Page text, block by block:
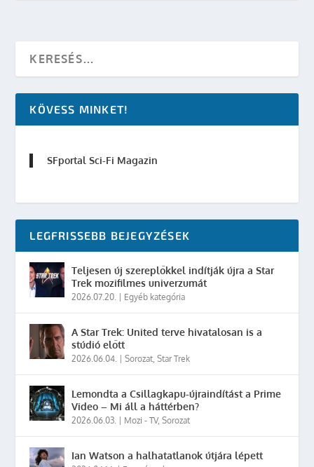
KÖVESS MINKET!
SFportal Sci-Fi Magazin
LEGFRISSEBB BEJEGYZÉSEK
Teljesen új szereplőkkel indítják újra a Star
Trek mozifilmes univerzumát
2026.07.20. Egyéb kategória
A Star Trek: United terve hivatalosan is a
stúdió előtt
2026.06.04. |Sorozat,Star Trek
Lemondta a Csillagkapu-újraindítást a Prime
Video – Mi áll a háttérben?
2026.06.03. Mozi - TV,Sorozat
Ian Watson a halhatatlanok útjára lépett